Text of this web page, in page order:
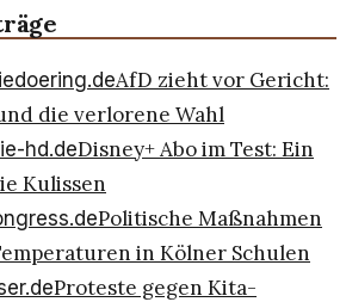
AfD zieht vor Gericht:
die verlorene Wahl
hd.deDisney+ Abo im Test: Ein
Kulissen
Politische Maßnahmen
in Kölner Schulen
Proteste gegen Kita-